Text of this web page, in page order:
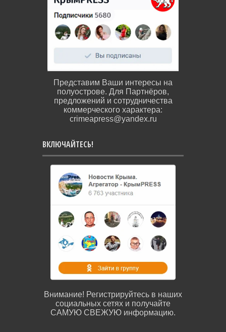
Представим Ваши интересы на
полуострове. Для Партнёров,
предложений и сотрудничества
коммерческого характера:
crimeapress@yandex.ru
ВКЛЮЧАЙТЕСЬ!
Внимание! Регистрируйтесь в наших
социальных сетях и получайте
САМУЮ СВЕЖУЮ информацию.